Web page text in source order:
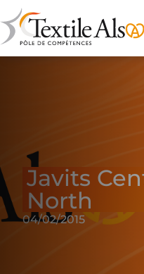
Javits
North
04/02/2015
Panneau de gestion des